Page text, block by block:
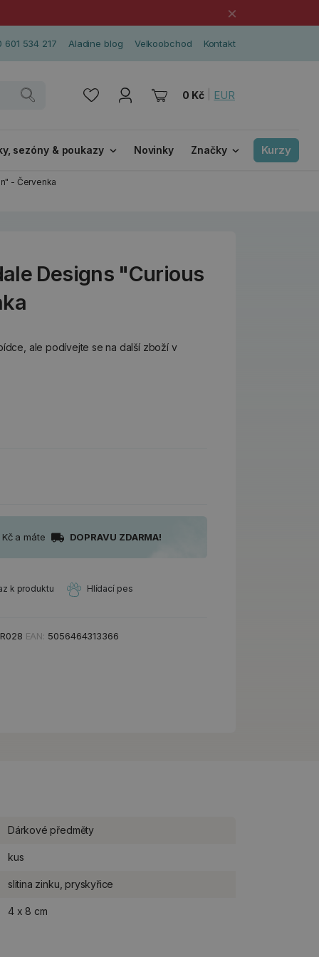
×
601 534 217 Aladine blog Velkoobchod Kontakt
0 Kč EUR
sezóny & poukazy Novinky Značky Kurzy
- Červenka
Designs "Curious
ale podívejte se na další zboží v
a máte DOPRAVU ZDARMA!
k produktu Hlídací pes
EAN: 5056464313366
Dárkové předměty
kus
slitina zinku, pryskyřice
4 x 8 cm